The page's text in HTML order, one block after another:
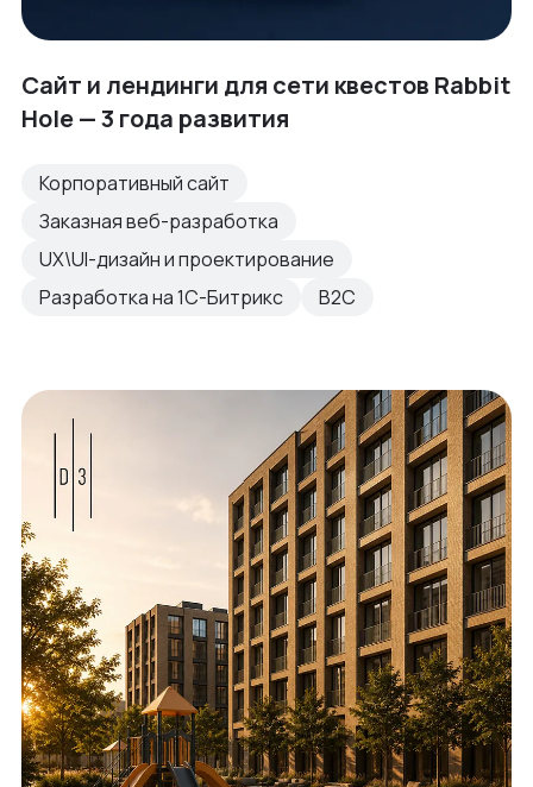
Сайт и лендинги для сети квестов Rabbit
Hole — 3 года развития
Корпоративный сайт
Заказная веб-разработка
UX\UI-дизайн и проектирование
Разработка на 1С-Битрикс
B2C